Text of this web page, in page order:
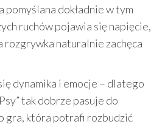
pomyślana dokładnie w tym
ruchów pojawia się napięcie,
rozgrywka naturalnie zachęca
dynamika i emocje – dlatego
tak dobrze pasuje do
gra, która potrafi rozbudzić